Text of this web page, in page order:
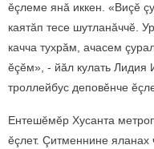
ӗçлеме янă иккен. «Виçӗ
каятăп тесе шутланăччӗ.
качча тухрăм, ачасем
ӗçӗм», - йăл кулать
троллейбус деповӗнче
Ентешӗмӗр Хусанта
ӗçлет. Çитменнине яланах